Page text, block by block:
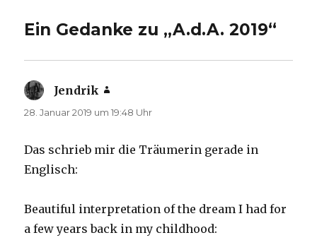
Ein Gedanke zu „A.d.A. 2019“
Jendrik
28. Januar 2019 um 19:48 Uhr
Das schrieb mir die Träumerin gerade in
Englisch:
Beautiful interpretation of the dream I had for
a few years back in my childhood: